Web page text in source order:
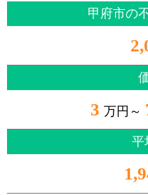
甲府市の
3 万円～
平